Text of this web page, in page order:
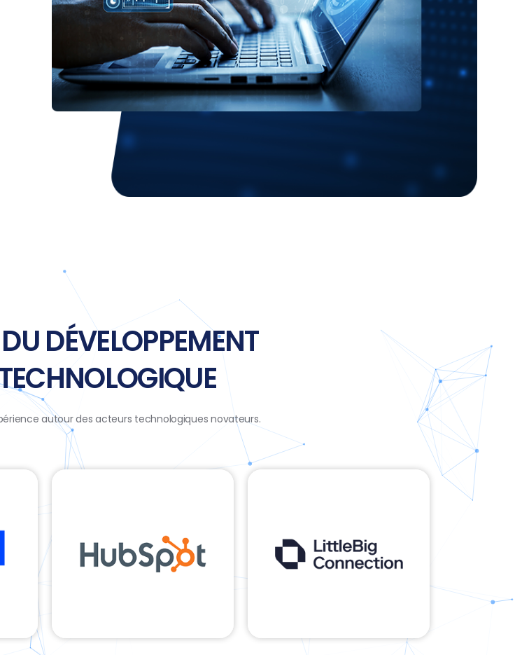
DÉVELOPPEMENT
autour des acteurs technologiques novateurs.